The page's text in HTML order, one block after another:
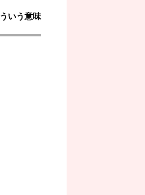
いう意味